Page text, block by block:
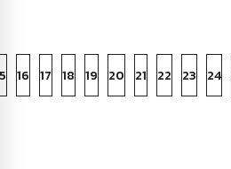
16 17 18 19 20 21 22 23 24